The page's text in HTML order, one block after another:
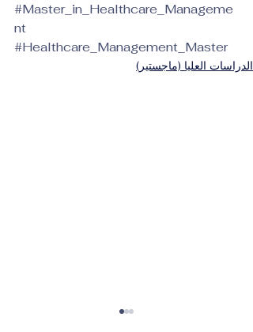
#Master_in_Healthcare_Manageme
nt
#Healthcare_Management_Master
الدراسات العليا (ماجستير)